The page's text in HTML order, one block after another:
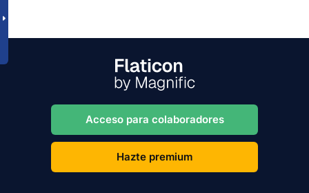
Acceso para colaboradores
Hazte premium